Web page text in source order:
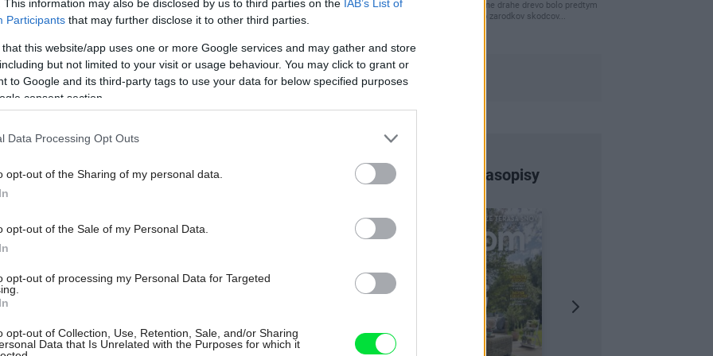
This information may also be disclosed by us to third parties on the IAB’s List of
Participants that may further disclose it to other third parties.
that this website/app uses one or more Google services and may gather and store
but not limited to your visit or usage behaviour. You may click to grant or
to Google and its third-party tags to use your data for below specified purposes
consent section.
Data Processing Opt Outs
opt-out of the Sharing of my personal data.
opt-out of the Sale of my Personal Data.
opt-out of processing my Personal Data for Targeted
opt-out of Collection, Use, Retention, Sale, and/or Sharing
Data that Is Unrelated with the Purposes for which it
ich však bude lepšie až skoro na
priestory domu.
na zálievku vždyzelených
Zálievku doprajte aj
a teplé miesto. Ešte predtým im
rastliny jemne skráťte a substrát v
so zmrznutým koreňovým
clovek by cakal ze vysusene drahe drevo bolo predtym
naparovane aby sa zbavilo zarodkov skodcov...
Najnovšie časopisy